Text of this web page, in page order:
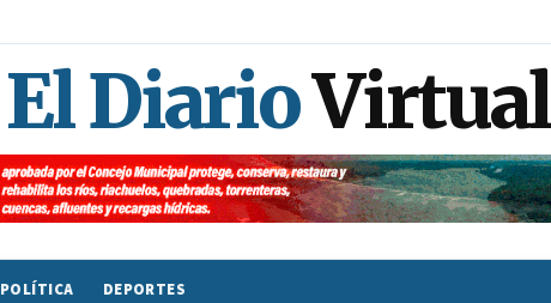
El DiarioVirtual
POLÍTICA DEPORTES